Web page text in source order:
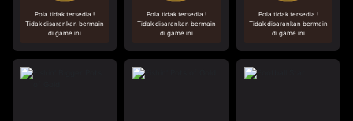
Pola tidak tersedia !
Tidak disarankan bermain
di game ini
Pola tidak tersedia !
Tidak disarankan bermain
di game ini
Pola tidak tersedia !
Tidak disarankan bermain
di game ini